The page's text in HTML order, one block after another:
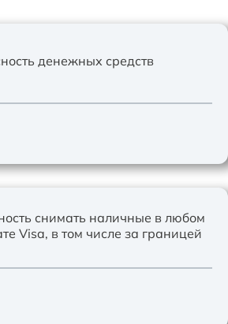
денежных средств
снимать наличные в любом
банкомате Visa, в том числе за границей